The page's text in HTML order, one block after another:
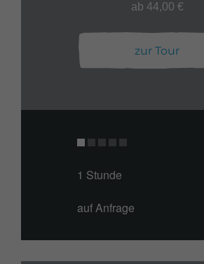
ab 44,00 €
zur Tour
1 Stunde
auf Anfrage